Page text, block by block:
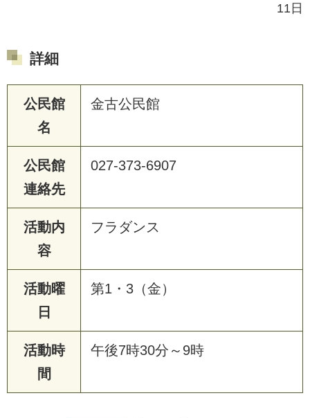
11日
詳細
公民館
名
金古公民館
公民館
連絡先
027-373-6907
活動内
容
フラダンス
活動曜
日
第1・3（金）
活動時
間
午後7時30分～9時